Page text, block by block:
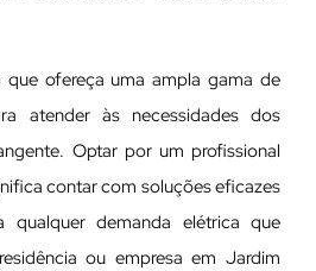
que ofereça uma ampla gama de
atender às necessidades dos
Optar por um profissional
contar com soluções eficazes
qualquer demanda elétrica que
ou empresa em Jardim